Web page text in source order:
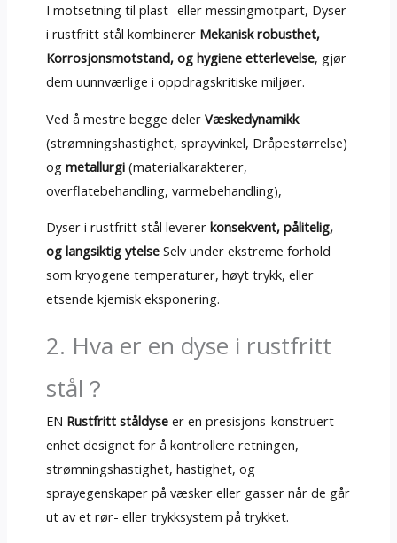
I motsetning til plast- eller messingmotpart, Dyser
i rustfritt stål kombinerer Mekanisk robusthet,
Korrosjonsmotstand, og hygiene etterlevelse, gjør
dem uunnværlige i oppdragskritiske miljøer.
Ved å mestre begge deler Væskedynamikk
(strømningshastighet, sprayvinkel, Dråpestørrelse)
og metallurgi(materialkarakterer,
overflatebehandling, varmebehandling),
Dyser i rustfritt stål leverer konsekvent, pålitelig,
og langsiktig ytelseSelv under ekstreme forhold
som kryogene temperaturer, høyt trykk, eller
etsende kjemisk eksponering.
2. Hva er en dyse i rustfritt
stål？
EN Rustfritt ståldyseer en presisjons-konstruert
enhet designet for å kontrollere retningen,
strømningshastighet, hastighet, og
sprayegenskaper på væsker eller gasser når de går
ut av et rør- eller trykksystem på trykket.